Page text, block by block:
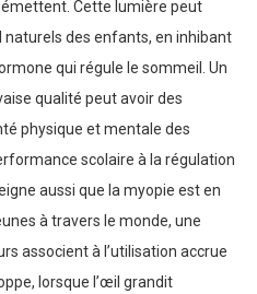
émettent. Cette lumière peut
des enfants, en inhibant
qui régule le sommeil. Un
qualité peut avoir des
physique et mentale des
scolaire à la régulation
aussi que la myopie est en
à travers le monde, une
associent à l’utilisation accrue
lorsque l’œil grandit